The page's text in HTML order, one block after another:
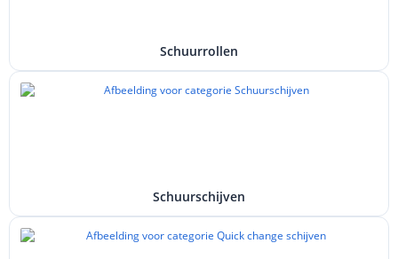
Schuurrollen
Schuurschijven